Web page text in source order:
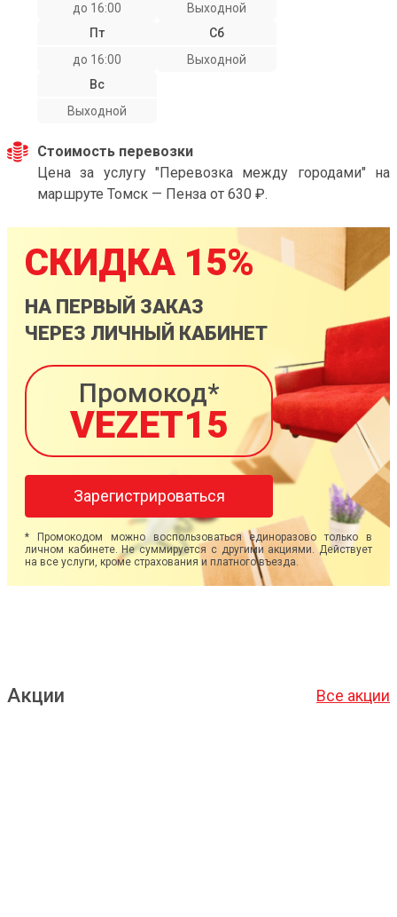
до 16:00
Выходной
Пт
до 16:00
Сб
Выходной
Вс
Выходной
Стоимость перевозки
Цена за услугу "Перевозка между городами" на
маршруте Томск — Пенза от 630 ₽.
СКИДКА 15%
НА ПЕРВЫЙ ЗАКАЗ
ЧЕРЕЗ ЛИЧНЫЙ КАБИНЕТ
Промокод*
VEZET15
Зарегистрироваться
* Промокодом можно воспользоваться единоразово только в
личном кабинете. Не суммируется с другими акциями. Действует
на все услуги, кроме страхования и платного въезда.
Акции Все акции